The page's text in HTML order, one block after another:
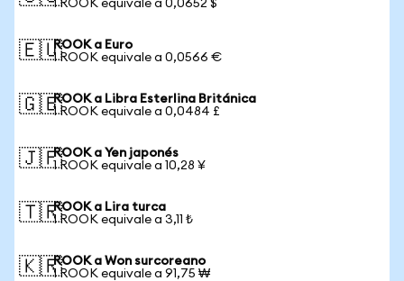
1 ROOK equivale a 0,0652 $
🇪🇺ROOK a Euro
1 ROOK equivale a 0,0566 €
🇬🇧ROOK a Libra Esterlina Británica
1 ROOK equivale a 0,0484 £
🇯🇵ROOK a Yen japonés
1 ROOK equivale a 10,28 ¥
🇹🇷ROOK a Lira turca
1 ROOK equivale a 3,11 ₺
🇰🇷ROOK a Won surcoreano
1 ROOK equivale a 91,75 ₩